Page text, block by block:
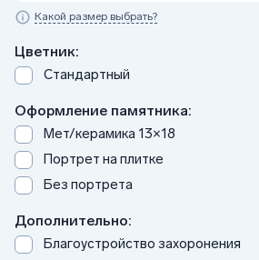
Какой размер выбрать?
Цветник:
Стандартный
Оформление памятника:
Мет/керамика 13×18
Портрет на плитке
Без портрета
Дополнительно:
Благоустройство захоронения